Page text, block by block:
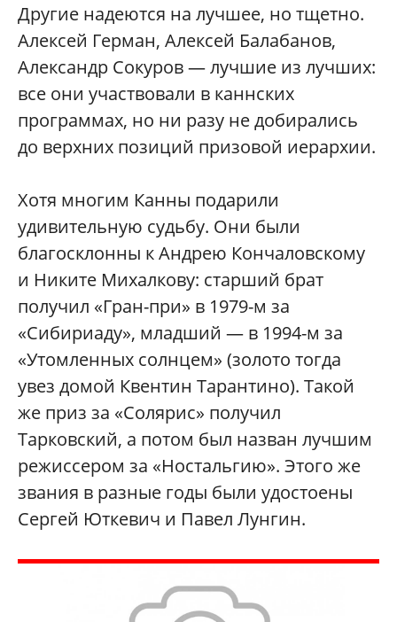
Другие надеются на лучшее, но тщетно.
Алексей Герман, Алексей Балабанов,
Александр Сокуров — лучшие из лучших:
все они участвовали в каннских
программах, но ни разу не добирались
до верхних позиций призовой иерархии.
Хотя многим Канны подарили
удивительную судьбу. Они были
благосклонны к Андрею Кончаловскому
и Никите Михалкову: старший брат
получил «Гран-при» в 1979-м за
«Сибириаду», младший — в 1994-м за
«Утомленных солнцем» (золото тогда
увез домой Квентин Тарантино). Такой
же приз за «Солярис» получил
Тарковский, а потом был назван лучшим
режиссером за «Ностальгию». Этого же
звания в разные годы были удостоены
Сергей Юткевич и Павел Лунгин.